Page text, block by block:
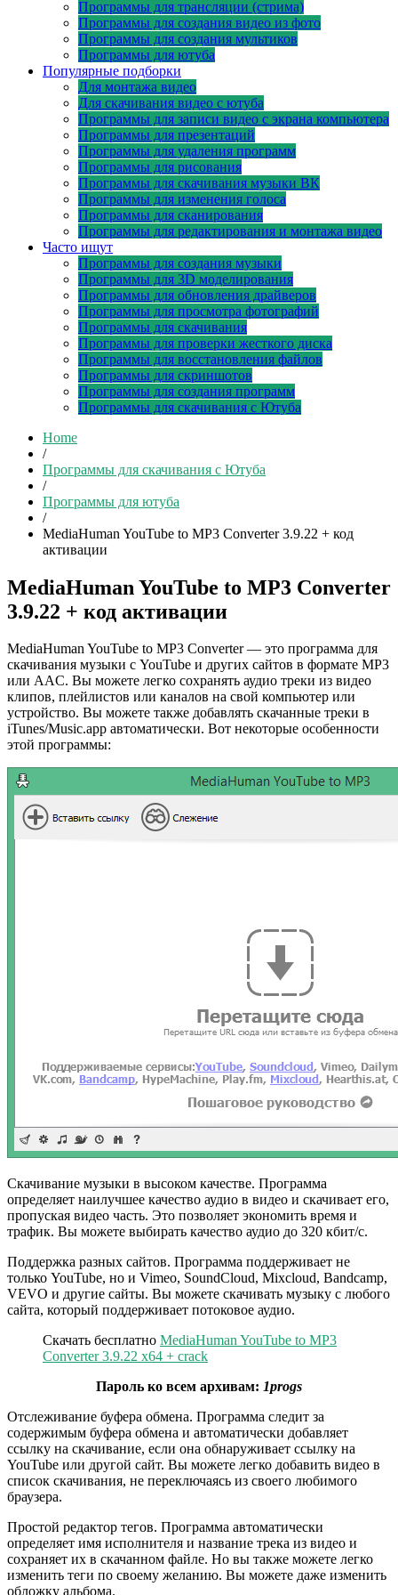
Программы для трансляции (стрима)
Программы для создания видео из фото
Программы для создания мультиков
Программы для ютуба
Популярные подборки
Для монтажа видео
Для скачивания видео с ютуба
Программы для записи видео с экрана компьютера
Программы для презентаций
Программы для удаления программ
Программы для рисования
Программы для скачивания музыки ВК
Программы для изменения голоса
Программы для сканирования
Программы для редактирования и монтажа видео
Часто ищут
Программы для создания музыки
Программы для 3D моделирования
Программы для обновления драйверов
Программы для просмотра фотографий
Программы для скачивания
Программы для проверки жесткого диска
Программы для восстановления файлов
Программы для скриншотов
Программы для создания программ
Программы для скачивания с Ютуба
Home
/
Программы для скачивания с Ютуба
/
Программы для ютуба
/
MediaHuman YouTube to MP3 Converter 3.9.22 + код
активации
MediaHuman YouTube to MP3 Converter
3.9.22 + код активации
MediaHuman YouTube to MP3 Converter — это программа для
скачивания музыки с YouTube и других сайтов в формате MP3
или AAC. Вы можете легко сохранять аудио треки из видео
клипов, плейлистов или каналов на свой компьютер или
устройство. Вы можете также добавлять скачанные треки в
iTunes/Music.app автоматически. Вот некоторые особенности
этой программы:
Скачивание музыки в высоком качестве. Программа
определяет наилучшее качество аудио в видео и скачивает его,
пропуская видео часть. Это позволяет экономить время и
трафик. Вы можете выбирать качество аудио до 320 кбит/с.
Поддержка разных сайтов. Программа поддерживает не
только YouTube, но и Vimeo, SoundCloud, Mixcloud, Bandcamp,
VEVO и другие сайты. Вы можете скачивать музыку с любого
сайта, который поддерживает потоковое аудио.
Скачать бесплатно MediaHuman YouTube to MP3
Converter 3.9.22 x64 + crack
Пароль ко всем архивам: 1progs
Отслеживание буфера обмена. Программа следит за
содержимым буфера обмена и автоматически добавляет
ссылку на скачивание, если она обнаруживает ссылку на
YouTube или другой сайт. Вы можете легко добавить видео в
список скачивания, не переключаясь из своего любимого
браузера.
Простой редактор тегов. Программа автоматически
определяет имя исполнителя и название трека из видео и
сохраняет их в скачанном файле. Но вы также можете легко
изменить теги по своему желанию. Вы можете даже изменить
обложку альбома.